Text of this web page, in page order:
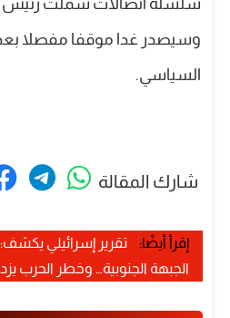
سلسلة اتصالات شملت رئيس
وسيصدر غدا موقفا مفصلا
السياسي.
شارك المقالة
إقرأ أيضًا:
تقرير إسرائيلي يكشف:
الجبهة الجنوبية… وخطر الحرب